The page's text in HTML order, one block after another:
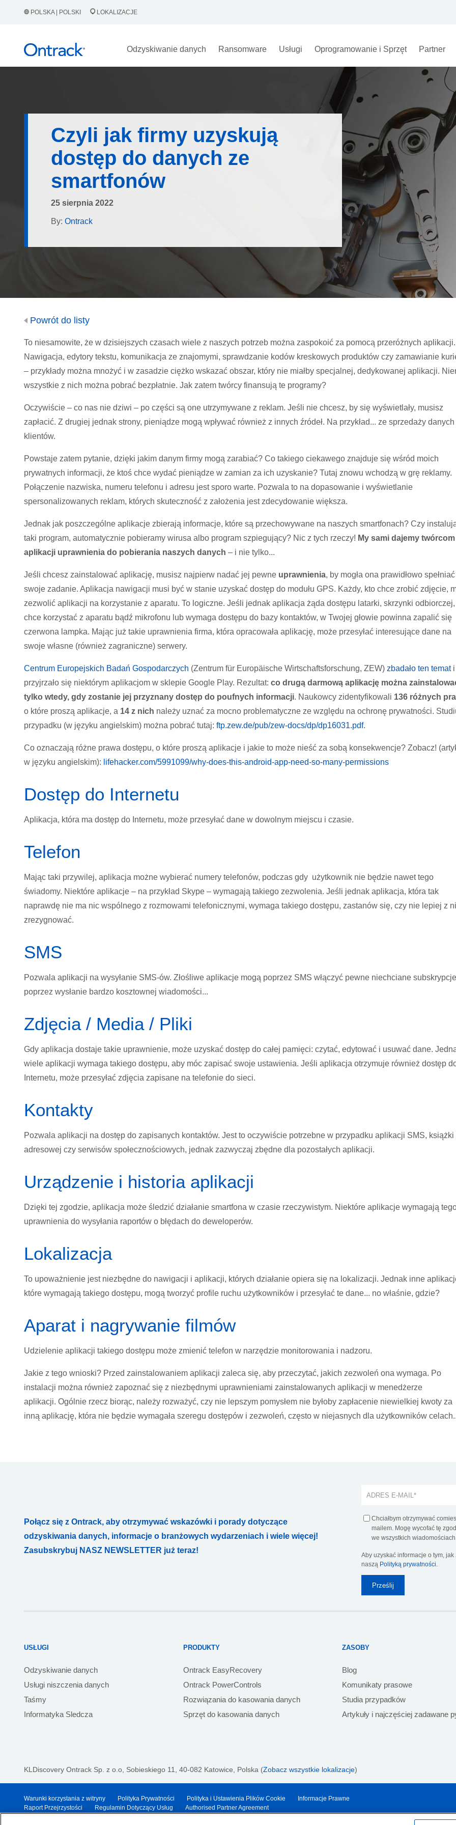
POLSKA | POLSKI LOKALIZACJE
Odzyskiwanie danych Ransomware Usługi Oprogramowanie i Sprzęt Partner
Czyli jak firmy uzyskują
dostęp do danych ze
smartfonów
25 sierpnia 2022
By: Ontrack
Powrót do listy
To niesamowite, że w dzisiejszych czasach wiele z naszych potrzeb można zaspokoić za pomocą przeróżnych aplikacji.
Nawigacja, edytory tekstu, komunikacja ze znajomymi, sprawdzanie kodów kreskowych produktów czy zamawianie
– przykłady można mnożyć i w zasadzie ciężko wskazać obszar, który nie miałby specjalnej, dedykowanej aplikacji.
wszystkie z nich można pobrać bezpłatnie. Jak zatem twórcy finansują te programy?
Oczywiście – co nas nie dziwi – po części są one utrzymywane z reklam. Jeśli nie chcesz, by się wyświetlały, musisz
zapłacić. Z drugiej jednak strony, pieniądze mogą wpływać również z innych źródeł. Na przykład... ze sprzedaży danych
klientów.
Powstaje zatem pytanie, dzięki jakim danym firmy mogą zarabiać? Co takiego ciekawego znajduje się wśród moich
prywatnych informacji, że ktoś chce wydać pieniądze w zamian za ich uzyskanie? Tutaj znowu wchodzą w grę reklamy.
Połączenie nazwiska, numeru telefonu i adresu jest sporo warte. Pozwala to na dopasowanie i wyświetlanie
spersonalizowanych reklam, których skuteczność z założenia jest zdecydowanie większa.
Jednak jak poszczególne aplikacje zbierają informacje, które są przechowywane na naszych smartfonach? Czy
taki program, automatycznie pobieramy wirusa albo program szpiegujący? Nic z tych rzeczy! My sami dajemy twórcom
aplikacji uprawnienia do pobierania naszych danych – i nie tylko...
Jeśli chcesz zainstalować aplikację, musisz najpierw nadać jej pewne uprawnienia, by mogła ona prawidłowo spełniać
swoje zadanie. Aplikacja nawigacji musi być w stanie uzyskać dostęp do modułu GPS. Każdy, kto chce zrobić zdjęcie,
zezwolić aplikacji na korzystanie z aparatu. To logiczne. Jeśli jednak aplikacja żąda dostępu latarki, skrzynki odbiorczej,
chce korzystać z aparatu bądź mikrofonu lub wymaga dostępu do bazy kontaktów, w Twojej głowie powinna zapalić się
czerwona lampka. Mając już takie uprawnienia firma, która opracowała aplikację, może przesyłać interesujące dane na
swoje własne (również zagraniczne) serwery.
Centrum Europejskich Badań Gospodarczych (Zentrum für Europäische Wirtschaftsforschung, ZEW) zbadało ten temati
przyjrzało się niektórym aplikacjom w sklepie Google Play. Rezultat: co drugą darmową aplikację można
tylko wtedy, gdy zostanie jej przyznany dostęp do poufnych informacji. Naukowcy zidentyfikowali 136 różnych
o które proszą aplikacje, a 14 z nich należy uznać za mocno problematyczne ze względu na ochronę prywatności.
przypadku (w języku angielskim) można pobrać tutaj: ftp.zew.de/pub/zew-docs/dp/dp16031.pdf.
Co oznaczają różne prawa dostępu, o które proszą aplikacje i jakie to może nieść za sobą konsekwencje? Zobacz!
w języku angielskim): lifehacker.com/5991099/why-does-this-android-app-need-so-many-permissions
Dostęp do Internetu
Aplikacja, która ma dostęp do Internetu, może przesyłać dane w dowolnym miejscu i czasie.
Telefon
Mając taki przywilej, aplikacja możne wybierać numery telefonów, podczas gdy użytkownik nie będzie nawet tego
świadomy. Niektóre aplikacje – na przykład Skype – wymagają takiego zezwolenia. Jeśli jednak aplikacja, która tak
naprawdę nie ma nic wspólnego z rozmowami telefonicznymi, wymaga takiego dostępu, zastanów się, czy nie lepiej z
zrezygnować.
SMS
Pozwala aplikacji na wysyłanie SMS-ów. Złośliwe aplikacje mogą poprzez SMS włączyć pewne niechciane subskrypcje
poprzez wysłanie bardzo kosztownej wiadomości...
Zdjęcia / Media / Pliki
Gdy aplikacja dostaje takie uprawnienie, może uzyskać dostęp do całej pamięci: czytać, edytować i usuwać dane.
wiele aplikacji wymaga takiego dostępu, aby móc zapisać swoje ustawienia. Jeśli aplikacja otrzymuje również dostęp
Internetu, może przesyłać zdjęcia zapisane na telefonie do sieci.
Kontakty
Pozwala aplikacji na dostęp do zapisanych kontaktów. Jest to oczywiście potrzebne w przypadku aplikacji SMS, książki
adresowej czy serwisów społecznościowych, jednak zazwyczaj zbędne dla pozostałych aplikacji.
Urządzenie i historia aplikacji
Dzięki tej zgodzie, aplikacja może śledzić działanie smartfona w czasie rzeczywistym. Niektóre aplikacje wymagają
uprawnienia do wysyłania raportów o błędach do deweloperów.
Lokalizacja
To upoważnienie jest niezbędne do nawigacji i aplikacji, których działanie opiera się na lokalizacji. Jednak inne
które wymagają takiego dostępu, mogą tworzyć profile ruchu użytkowników i przesyłać te dane... no właśnie, gdzie?
Aparat i nagrywanie filmów
Udzielenie aplikacji takiego dostępu może zmienić telefon w narzędzie monitorowania i nadzoru.
Jakie z tego wnioski? Przed zainstalowaniem aplikacji zaleca się, aby przeczytać, jakich zezwoleń ona wymaga. Po
instalacji można również zapoznać się z niezbędnymi uprawnieniami zainstalowanych aplikacji w menedżerze
aplikacji. Ogólnie rzecz biorąc, należy rozważyć, czy nie lepszym pomysłem nie byłoby zapłacenie niewielkiej kwoty za
inną aplikację, która nie będzie wymagała szeregu dostępów i zezwoleń, często w niejasnych dla użytkowników
Połącz się z Ontrack, aby otrzymywać wskazówki i porady dotyczące
odzyskiwania danych, informacje o branżowych wydarzeniach i wiele więcej!
Zasubskrybuj NASZ NEWSLETTER już teraz!
Chciałbym otrzymywać
mailem. Mogę wycofać tę
we wszystkich
Aby uzyskać informacje o tym,
naszą Polityką prywatności.
USŁUGI
Odzyskiwanie danych
Usługi niszczenia danych
Taśmy
Informatyka Sledcza
PRODUKTY
Ontrack EasyRecovery
Ontrack PowerControls
Rozwiązania do kasowania danych
Sprzęt do kasowania danych
ZASOBY
Blog
Komunikaty prasowe
Studia przypadków
Artykuły i najczęściej zadawane
KLDiscovery Ontrack Sp. z o.o, Sobieskiego 11, 40-082 Katowice, Polska (Zobacz wszystkie lokalizacje)
Warunki korzystania z witryny Polityka Prywatności Polityka i Ustawienia Plików Cookie
Informacje Prawne
Raport Przejrzystości
Regulamin Dotyczący Usług Authorised Partner Agreement